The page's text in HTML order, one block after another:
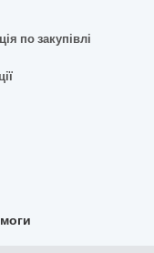
по закупівлі